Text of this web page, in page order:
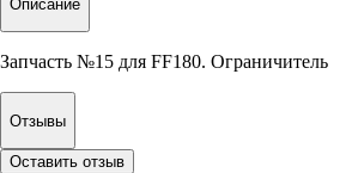
Описание
Запчасть №15 для FF180. Ограничитель
Отзывы
Оставить отзыв